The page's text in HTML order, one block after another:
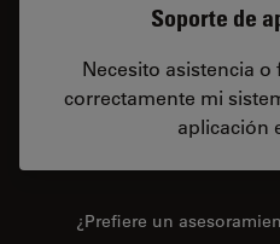
Soporte de
Necesito asistencia
correctamente mi
aplicación
¿Prefiere un